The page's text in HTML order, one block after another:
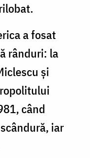
a fosat
rânduri: la
şi
când
iar